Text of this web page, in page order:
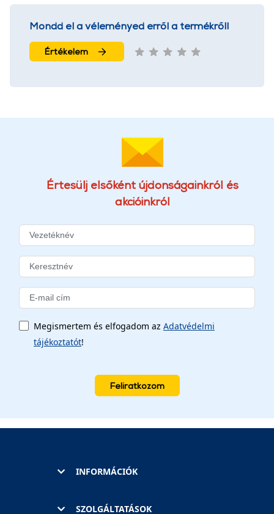
Mondd el a véleményed erről a termékről!
Értékelem
Értesülj elsőként újdonságainkról és
akcióinkról
Megismertem és elfogadom az Adatvédelmi
tájékoztatót!
Feliratkozom
INFORMÁCIÓK
SZOLGÁLTATÁSOK